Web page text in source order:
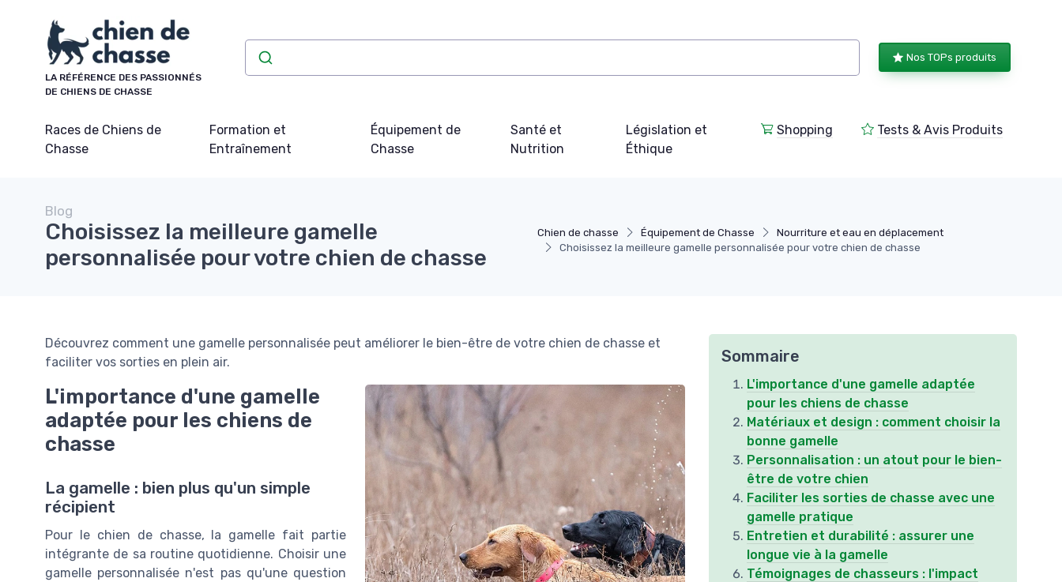
LA RÉFÉRENCE DES PASSIONNÉS
DE CHIENS DE CHASSE
Nos TOPs produits
Races de Chiens de
Chasse
Formation et
Entraînement
Équipement de
Chasse
Santé et
Nutrition
Législation et
Éthique
Shopping Tests & Avis Produits
Chien de chasse Équipement de Chasse
Nourriture et eau en déplacement
Choisissez la meilleure gamelle personnalisée pour votre chien de chasse
Blog
Choisissez la meilleure gamelle
personnalisée pour votre chien de chasse
Découvrez comment une gamelle personnalisée peut améliorer le bien-être de votre chien de chasse et
faciliter vos sorties en plein air.
L'importance d'une gamelle
adaptée pour les chiens de
chasse
La gamelle : bien plus qu'un simple
récipient
Pour le chien de chasse, la gamelle fait partie
intégrante de sa routine quotidienne. Choisir une
gamelle personnalisée n'est pas qu'une question
Sommaire
L'importance d'une gamelle adaptée
pour les chiens de chasse
Matériaux et design : comment choisir la
bonne gamelle
Personnalisation : un atout pour le bien-
être de votre chien
Faciliter les sorties de chasse avec une
gamelle pratique
Entretien et durabilité : assurer une
longue vie à la gamelle
Témoignages de chasseurs : l'impact